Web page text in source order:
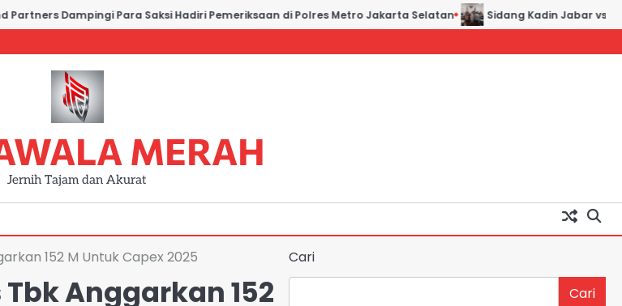
Dampingi Para Saksi Hadiri Pemeriksaan di Polres Metro Jakarta Selatan Sidang Kadin Jabar vs
MERAH
Jernih Tajam dan Akurat
152 M Untuk Capex 2025
Tbk Anggarkan 152
Cari
Cari